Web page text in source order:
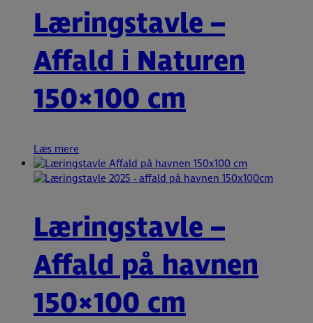
Læringstavle –
Affald i Naturen
150×100 cm
Læs mere
Læringstavle –
Affald på havnen
150×100 cm